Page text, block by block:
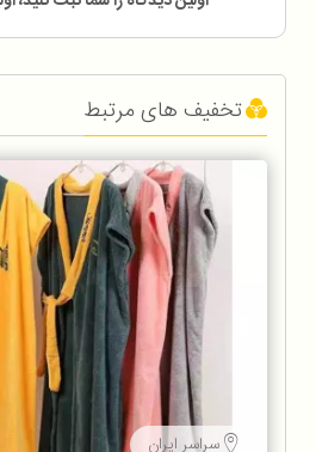
تخفیف های مرتبط
سراسر ایران